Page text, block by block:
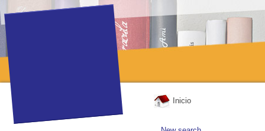
Inicio